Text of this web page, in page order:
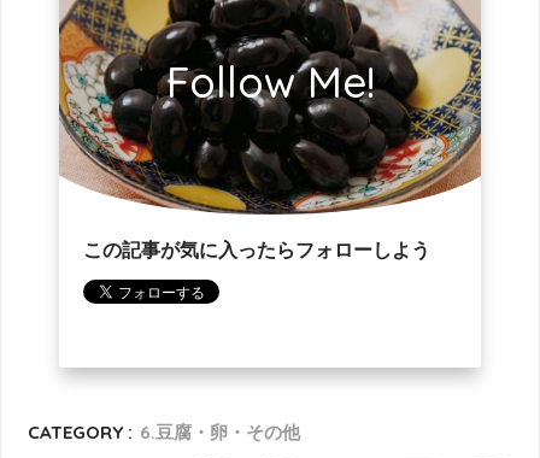
Follow Me!
この記事が気に入ったらフォローしよう
CATEGORY : 6.豆腐・卵・その他